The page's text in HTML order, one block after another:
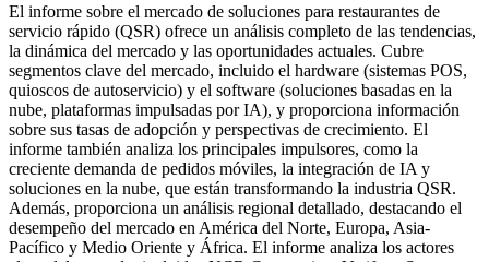
El informe sobre el mercado de soluciones para restaurantes de
servicio rápido (QSR) ofrece un análisis completo de las tendencias,
la dinámica del mercado y las oportunidades actuales. Cubre
segmentos clave del mercado, incluido el hardware (sistemas POS,
quioscos de autoservicio) y el software (soluciones basadas en la
nube, plataformas impulsadas por IA), y proporciona información
sobre sus tasas de adopción y perspectivas de crecimiento. El
informe también analiza los principales impulsores, como la
creciente demanda de pedidos móviles, la integración de IA y
soluciones en la nube, que están transformando la industria QSR.
Además, proporciona un análisis regional detallado, destacando el
desempeño del mercado en América del Norte, Europa, Asia-
Pacífico y Medio Oriente y África. El informe analiza los actores